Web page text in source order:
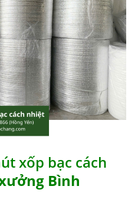
xốp bạc cách
Bình